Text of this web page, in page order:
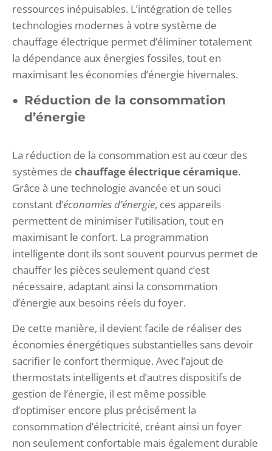
ressources inépuisables. L’intégration de telles
technologies modernes à votre système de
chauffage électrique permet d’éliminer totalement
la dépendance aux énergies fossiles, tout en
maximisant les économies d’énergie hivernales.
Réduction de la consommation
d’énergie
La réduction de la consommation est au cœur des
systèmes de chauffage électrique céramique.
Grâce à une technologie avancée et un souci
constant d’économies d’énergie, ces appareils
permettent de minimiser l’utilisation, tout en
maximisant le confort. La programmation
intelligente dont ils sont souvent pourvus permet de
chauffer les pièces seulement quand c’est
nécessaire, adaptant ainsi la consommation
d’énergie aux besoins réels du foyer.
De cette manière, il devient facile de réaliser des
économies énergétiques substantielles sans devoir
sacrifier le confort thermique. Avec l’ajout de
thermostats intelligents et d’autres dispositifs de
gestion de l’énergie, il est même possible
d’optimiser encore plus précisément la
consommation d’électricité, créant ainsi un foyer
non seulement confortable mais également durable